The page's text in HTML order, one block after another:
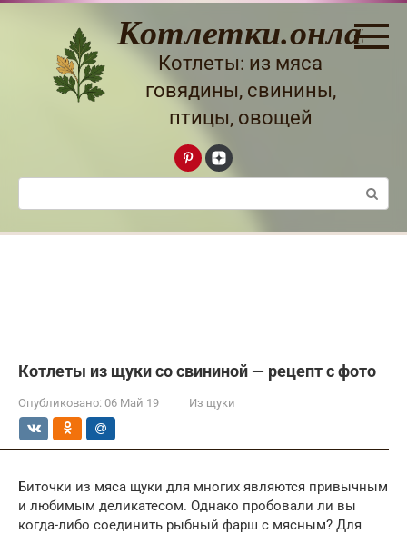
Перейти
Котлетки.онлайн
Котлеты: из мяса
говядины, свинины,
птицы, овощей
Поиск:
Котлеты из щуки со свининой — рецепт с фото
Опубликовано: 06 Май 19 Из щуки
Биточки из мяса щуки для многих являются привычным
и любимым деликатесом. Однако пробовали ли вы
когда-либо соединить рыбный фарш с мясным? Для